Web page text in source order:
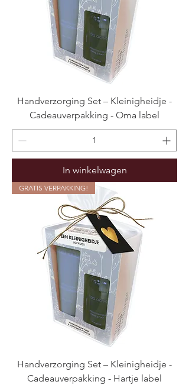
Handverzorging Set – Kleinigheidje -
Cadeauverpakking - Oma label
In winkelwagen
GRATIS VERPAKKING!
Handverzorging Set – Kleinigheidje -
Cadeauverpakking - Hartje label